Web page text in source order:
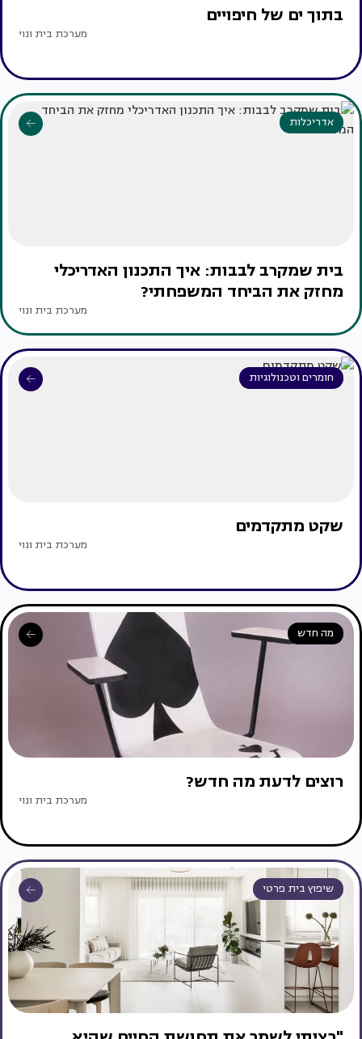
בתוך ים של חיפויים
מערכת בית ונוי
אדריכלות
בית שמקרב לבבות: איך התכנון האדריכלי
מחזק את הביחד המשפחתי?
מערכת בית ונוי
חומרים וטכנולוגיות
שקט מתקדמים
מערכת בית ונוי
מה חדש
רוצים לדעת מה חדש?
מערכת בית ונוי
שיפוץ בית פרטי